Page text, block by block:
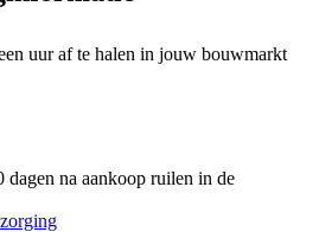
uur af te halen in jouw bouwmarkt
na aankoop ruilen in de